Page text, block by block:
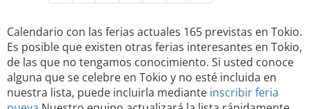
Calendario con las ferias actuales 165 previstas en Tokio.
Es posible que existen otras ferias interesantes en Tokio,
de las que no tengamos conocimiento. Si usted conoce
alguna que se celebre en Tokio y no esté incluida en
nuestra lista, puede incluirla mediante inscribir feria